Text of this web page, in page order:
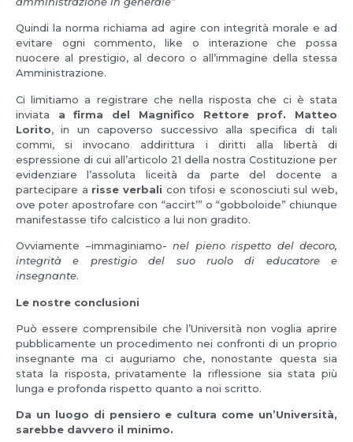
Quindi la norma richiama ad agire con integrità morale e ad
evitare ogni commento, like o interazione che possa
nuocere al prestigio, al decoro o all’immagine della stessa
Amministrazione.
Ci limitiamo a registrare che nella risposta che ci è stata
inviata a firma del Magnifico Rettore prof. Matteo
Lorito, in un capoverso successivo alla specifica di tali
commi, si invocano addirittura i diritti alla libertà di
espressione di cui all’articolo 21 della nostra Costituzione per
evidenziare l’assoluta liceità da parte del docente a
partecipare a risse verbali con tifosi e sconosciuti sul web,
ove poter apostrofare con “accirt’” o “gobboloide” chiunque
manifestasse tifo calcistico a lui non gradito.
Ovviamente –immaginiamo- nel pieno rispetto del decoro,
integrità e prestigio del suo ruolo di educatore e
insegnante.
Le nostre conclusioni
Può essere comprensibile che l’Università non voglia aprire
pubblicamente un procedimento nei confronti di un proprio
insegnante ma ci auguriamo che, nonostante questa sia
stata la risposta, privatamente la riflessione sia stata più
lunga e profonda rispetto quanto a noi scritto.
Da un luogo di pensiero e cultura come un’Università,
sarebbe davvero il minimo.